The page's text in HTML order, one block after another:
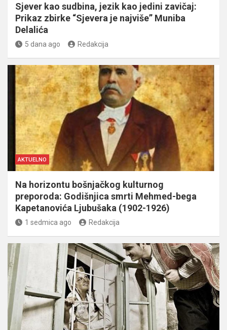
Sjever kao sudbina, jezik kao jedini zavičaj:
Prikaz zbirke “Sjevera je najviše” Muniba
Delalića
5 dana ago Redakcija
AKTUELNO
Na horizontu bošnjačkog kulturnog
preporoda: Godišnjica smrti Mehmed-bega
Kapetanovića Ljubušaka (1902-1926)
1 sedmica ago Redakcija